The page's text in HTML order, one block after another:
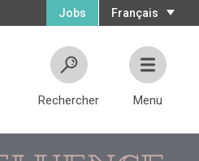
Français
Jobs
Rechercher Menu